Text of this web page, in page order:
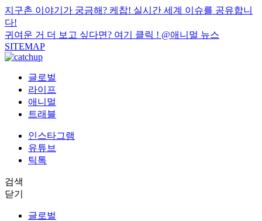
지구촌 이야기가 궁금해? 케찹! 실시간 세계 이슈를 공유합니
다!
귀여운 거 더 보고 싶다면? 여기 클릭 ! @애니멀 뉴스
SITEMAP
글로벌
라이프
애니멀
트래블
인스타그램
유튜브
틱톡
검색
닫기
글로벌